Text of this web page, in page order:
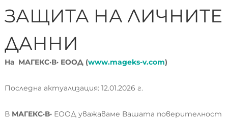
ЗАЩИТА НА ЛИЧНИТЕ
ДАННИ
На МАГЕКС·В·ЕООД (www.mageks-v.com)
Последна актуализация: 12.01.2026 г.
В МАГЕКС·В·ЕООД уважаваме Вашата поверителност